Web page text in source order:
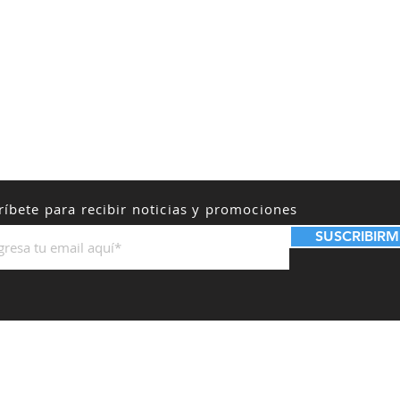
para recibir noticias y promociones